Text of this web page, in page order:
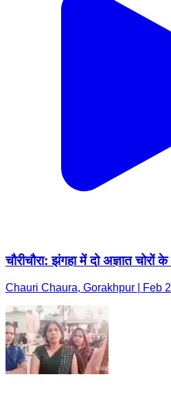
चौरीचौरा: झंगहा में दो अज्ञात
Chauri Chaura, Gorakhpur | Feb